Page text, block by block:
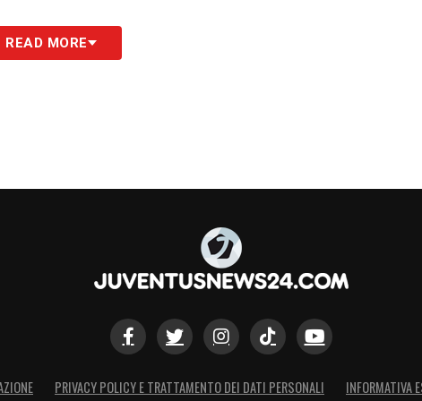
READ MORE
PRIVACY POLICY E TRATTAMENTO DEI DATI PERSONALI INFORMATIVA